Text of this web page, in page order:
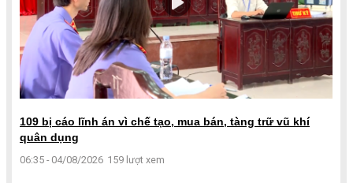
109 bị cáo lĩnh án vì chế tạo, mua bán, tàng trữ vũ khí
quân dụng
06:35 - 04/08/2026 159 lượt xem